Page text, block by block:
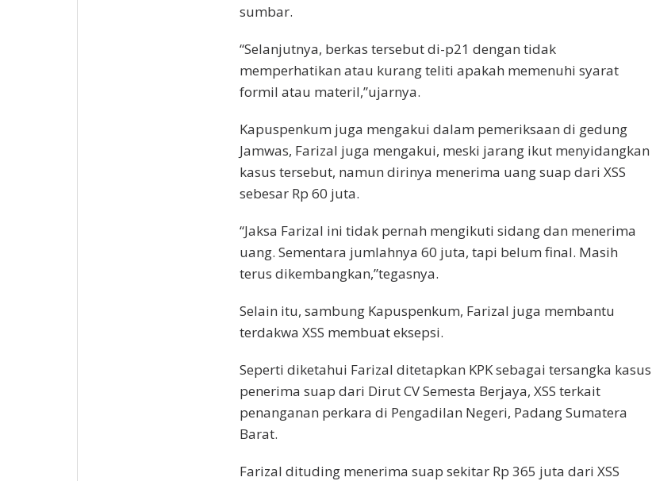
sumbar.
“Selanjutnya, berkas tersebut di-p21 dengan tidak
memperhatikan atau kurang teliti apakah memenuhi syarat
formil atau materil,”ujarnya.
Kapuspenkum juga mengakui dalam pemeriksaan di gedung
Jamwas, Farizal juga mengakui, meski jarang ikut menyidangkan
kasus tersebut, namun dirinya menerima uang suap dari XSS
sebesar Rp 60 juta.
“Jaksa Farizal ini tidak pernah mengikuti sidang dan menerima
uang. Sementara jumlahnya 60 juta, tapi belum final. Masih
terus dikembangkan,”tegasnya.
Selain itu, sambung Kapuspenkum, Farizal juga membantu
terdakwa XSS membuat eksepsi.
Seperti diketahui Farizal ditetapkan KPK sebagai tersangka kasus
penerima suap dari Dirut CV Semesta Berjaya, XSS terkait
penanganan perkara di Pengadilan Negeri, Padang Sumatera
Barat.
Farizal dituding menerima suap sekitar Rp 365 juta dari XSS